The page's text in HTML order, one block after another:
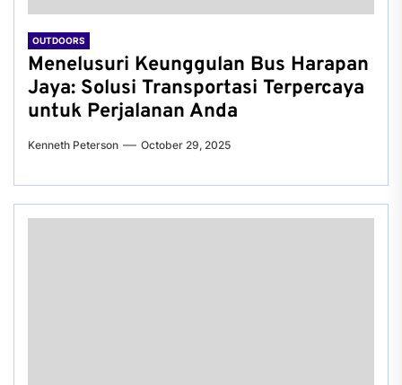
OUTDOORS
Menelusuri Keunggulan Bus Harapan
Jaya: Solusi Transportasi Terpercaya
untuk Perjalanan Anda
Kenneth Peterson October 29, 2025